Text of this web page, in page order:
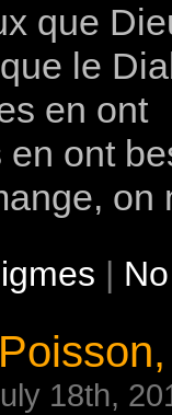
que
le
en ont
ont
on
|
18th,